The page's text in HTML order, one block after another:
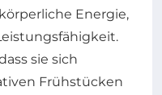
Energie,
sie sich
Frühstücken